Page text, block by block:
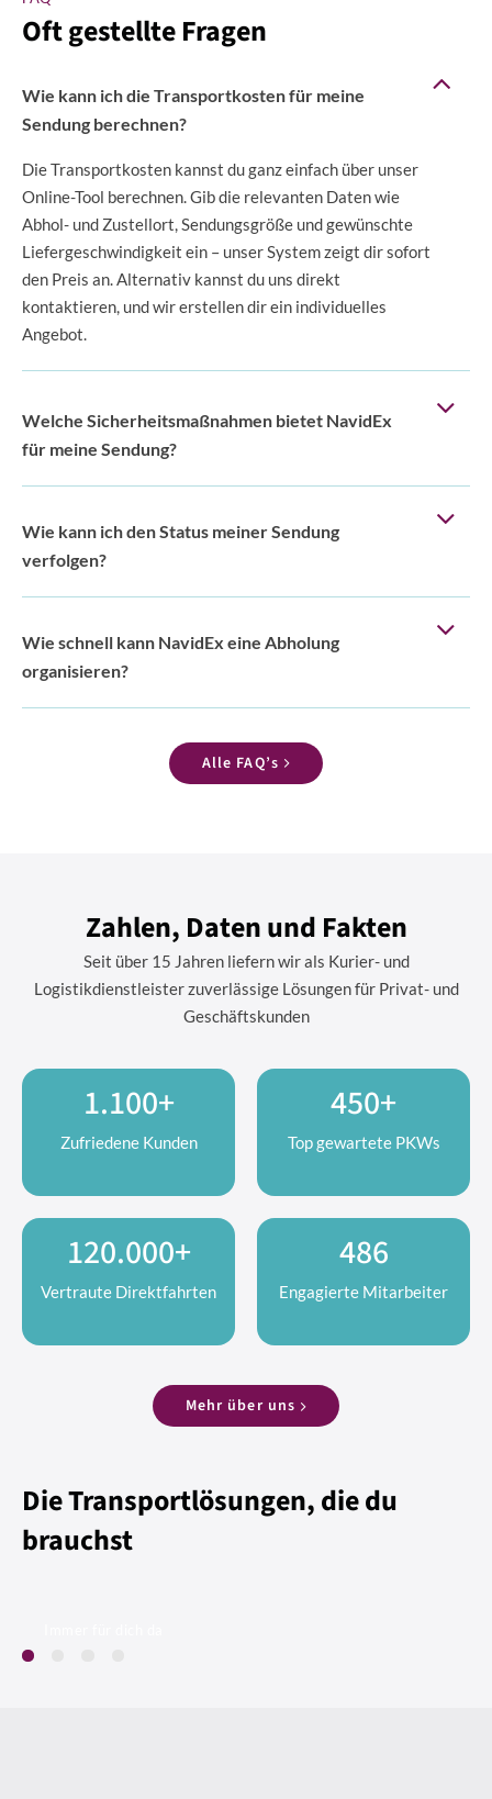
Oft gestellte Fragen
Wie kann ich die Transportkosten für meine
Sendung berechnen?
Die Transportkosten kannst du ganz einfach über unser
Online-Tool berechnen. Gib die relevanten Daten wie
Abhol- und Zustellort, Sendungsgröße und gewünschte
Liefergeschwindigkeit ein – unser System zeigt dir sofort
den Preis an. Alternativ kannst du uns direkt
kontaktieren, und wir erstellen dir ein individuelles
Angebot.
Welche Sicherheitsmaßnahmen bietet NavidEx
für meine Sendung?
Wie kann ich den Status meiner Sendung
verfolgen?
Wie schnell kann NavidEx eine Abholung
organisieren?
Alle FAQ’s
Zahlen, Daten und Fakten
Seit über 15 Jahren liefern wir als Kurier- und
Logistikdienstleister zuverlässige Lösungen für Privat- und
Geschäftskunden
1.100+
Zufriedene Kunden
450+
Top gewartete PKWs
120.000+
Vertraute Direktfahrten
486
Engagierte Mitarbeiter
Mehr über uns
Die Transportlösungen, die du
brauchst